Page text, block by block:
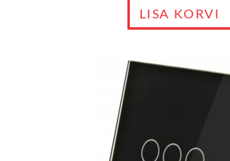
LISA KORVI